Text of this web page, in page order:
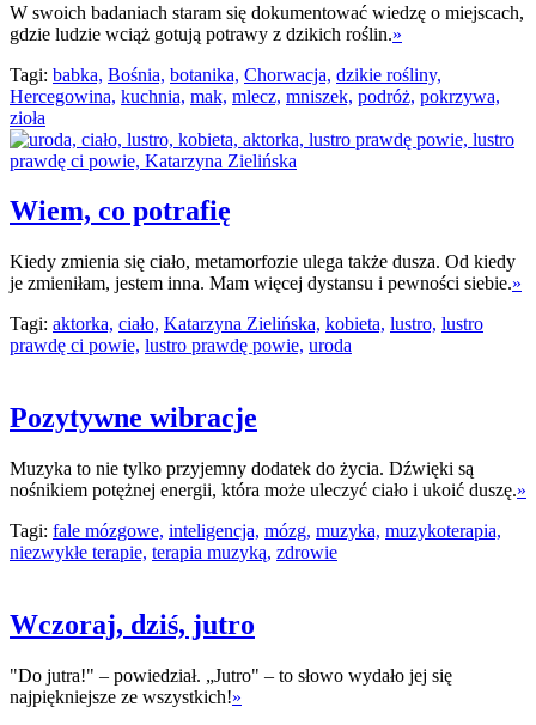
W swoich badaniach staram się dokumentować wiedzę o miejscach,
gdzie ludzie wciąż gotują potrawy z dzikich roślin.»
Tagi: babka, Bośnia, botanika, Chorwacja, dzikie rośliny,
Hercegowina, kuchnia, mak, mlecz, mniszek, podróż, pokrzywa,
zioła
Wiem, co potrafię
Kiedy zmienia się ciało, metamorfozie ulega także dusza. Od kiedy
je zmieniłam, jestem inna. Mam więcej dystansu i pewności siebie.»
Tagi: aktorka, ciało, Katarzyna Zielińska, kobieta, lustro, lustro
prawdę ci powie, lustro prawdę powie, uroda
Pozytywne wibracje
Muzyka to nie tylko przyjemny dodatek do życia. Dźwięki są
nośnikiem potężnej energii, która może uleczyć ciało i ukoić duszę.»
Tagi: fale mózgowe, inteligencja, mózg, muzyka, muzykoterapia,
niezwykłe terapie, terapia muzyką, zdrowie
Wczoraj, dziś, jutro
"Do jutra!" – powiedział. „Jutro" – to słowo wydało jej się
najpiękniejsze ze wszystkich!»